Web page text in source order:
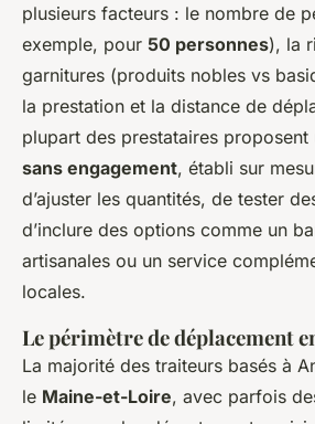
plusieurs facteurs : le nombre de
exemple, pour 50 personnes), la
garnitures (produits nobles vs
la prestation et la distance de
plupart des prestataires proposent
sans engagement, établi sur
d’ajuster les quantités, de tester
d’inclure des options comme un
artisanales ou un service
locales.
Le périmètre de déplacement
La majorité des traiteurs basés à
le Maine-et-Loire, avec parfois